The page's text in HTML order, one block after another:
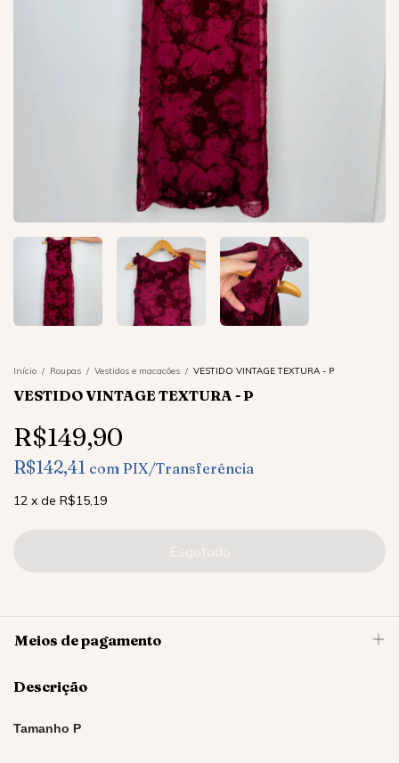
Início / Roupas / Vestidos e macacões / VESTIDO VINTAGE TEXTURA - P
VESTIDO VINTAGE TEXTURA - P
R$149,90
R$142,41 com PIX/Transferência
12 x de R$15,19
Meios de pagamento
Descrição
Tamanho P